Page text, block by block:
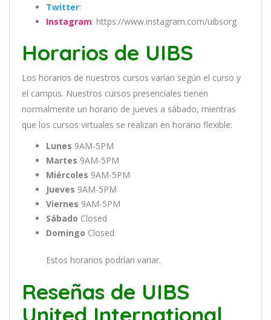
Twitter:
Instagram: https://www.instagram.com/uibsorg
Horarios de UIBS
Los horarios de nuestros cursos varían según el curso y
el campus. Nuestros cursos presenciales tienen
normalmente un horario de jueves a sábado, mientras
que los cursos virtuales se realizan en horario flexible:
Lunes 9AM-5PM
Martes 9AM-5PM
Miércoles 9AM-5PM
Jueves 9AM-5PM
Viernes 9AM-5PM
Sábado Closed
Domingo Closed
Estos horarios podrían variar.
Reseñas de UIBS
United International